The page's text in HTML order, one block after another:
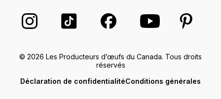
Suivez-nous sur Instagram
Suivez-nous sur TikTok
Suivez-nous sur Facebook
Suivez-nous sur
© 2026 Les Producteurs d’œufs du Canada. Tous droits
réservés
Déclaration de confidentialitéConditions générales